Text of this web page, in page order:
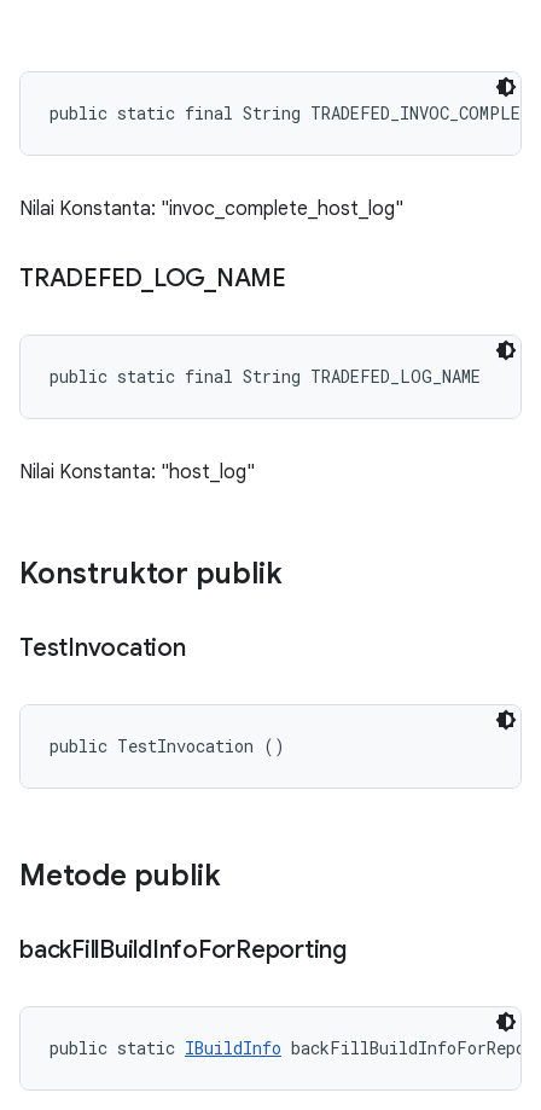
public static final String
Nilai Konstanta: "invoc_complete_host_log"
TRADEFED LOG NAME
public static final String TRADEFED_LOG_NAME
Nilai Konstanta: "host_log"
Konstruktor publik
TestInvocation
public TestInvocation ()
Metode publik
backFillBuildInfoForReporting
public static IBuildInfo